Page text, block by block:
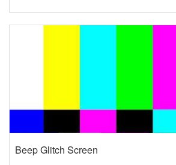
Beep Glitch Screen